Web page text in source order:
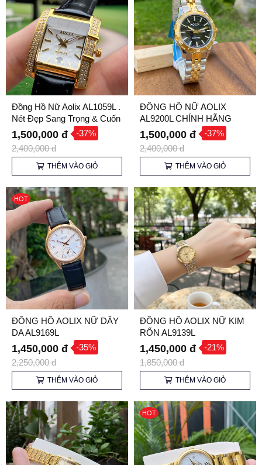
Đồng Hồ Nữ Aolix AL1059L .
Nét Đẹp Sang Trọng & Cuốn
Hút Cho Phái Đẹp
1,500,000 đ -37%
2,400,000 đ
THÊM VÀO GIỎ
ĐỒNG HỒ NỮ AOLIX
AL9200L CHÍNH HÃNG
1,500,000 đ -37%
2,400,000 đ
THÊM VÀO GIỎ
HOT
ĐÔNG HỒ AOLIX NỮ DÂY
DA AL9169L
1,450,000 đ -35%
2,250,000 đ
THÊM VÀO GIỎ
ĐỒNG HỒ AOLIX NỮ KIM
RỐN AL9139L
1,450,000 đ -21%
1,850,000 đ
THÊM VÀO GIỎ
HOT